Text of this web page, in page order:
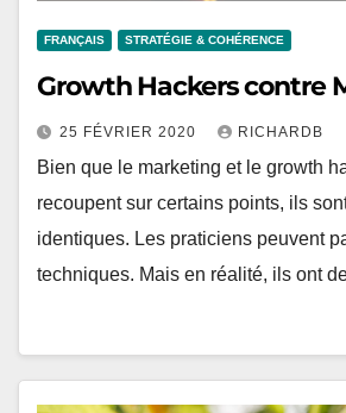
FRANÇAIS STRATÉGIE & COHÉRENCE
Growth Hackers contre
25 FÉVRIER 2020 RICHARDB
Bien que le marketing et le growth
recoupent sur certains points, ils
identiques. Les praticiens peuvent
techniques. Mais en réalité, ils ont